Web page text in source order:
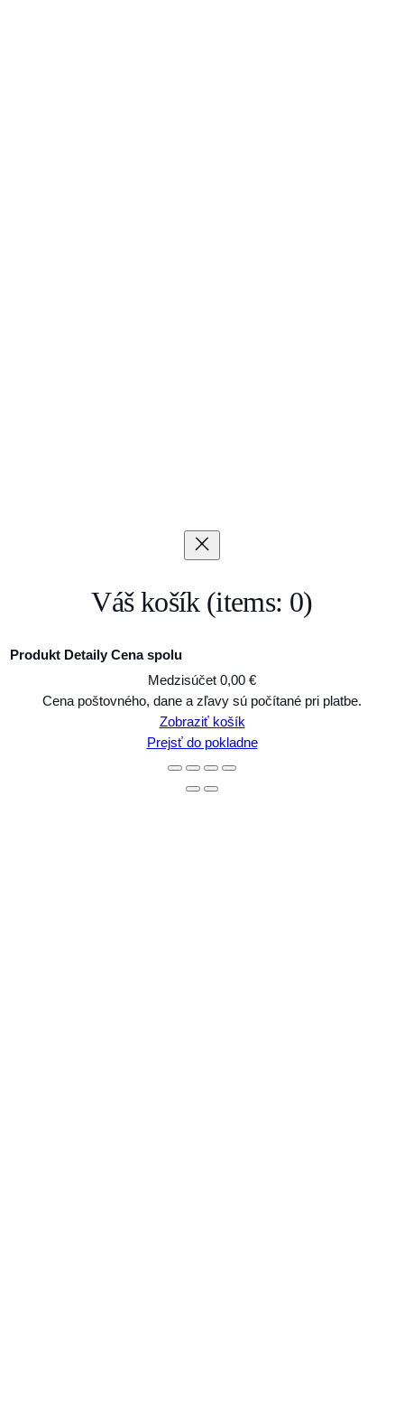
Váš košík (items: 0)
Produkty
Produkt Detaily Cena spolu
Medzisúčet 0,00 €
Cena poštovného, dane a zľavy sú počítané pri platbe.
Zobraziť košík
Prejsť do pokladne